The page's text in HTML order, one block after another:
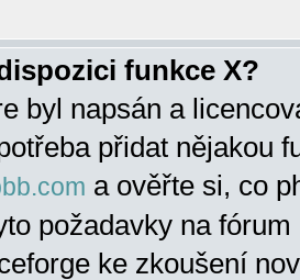
funkce X?
byl napsán a
přidat nějakou
a ověřte si, co
požadavky na
ke zkoušení